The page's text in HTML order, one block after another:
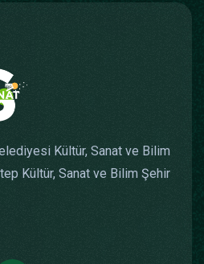
Kültür, Sanat ve Bilim
Kültür, Sanat ve Bilim Şehir